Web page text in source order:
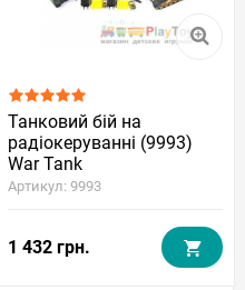
Танковий бій на
радіокеруванні (9993)
War Tank
Артикул: 9993
1 432 грн.